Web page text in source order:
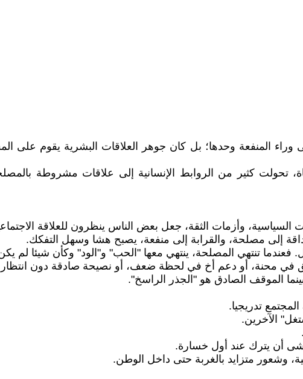
المنفعة وحدها؛ بل كان جوهر العلاقات البشرية يقوم على
تحولت كثير من الروابط الإنسانية إلى علاقات مشروطة
السياسية، وأزمات الثقة، جعل بعض الناس ينظرون للعلاقة
إلى مصلحة، والقرابة إلى منفعة، يصبح هشا وسهل التفكك.
فعندما تنتهي المصلحة، ينتهي معها "الحب" و"الود" وكأن شيئا لم
محنة، أو دعم أخ في لحظة ضعف، أو نصيحة صادقة دون انتظار
الموقف الصادق هو "الجذر الراسخ".
تدريجيا.
الآخرين.
أن يترك عند أول خسارة.
وشعور متزايد بالغربة حتى داخل الوطن.